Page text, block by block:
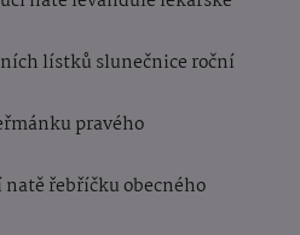
lístků slunečnice roční
pravého
natě řebříčku obecného